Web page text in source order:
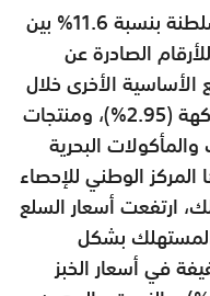
انخفضت أسعار الخضروات في السلطنة بنسبة 11.6% بين
2020، وفقا للأرقام الصادرة عن
الأخرى خلال
الاثني عشر شهرا الفائتة، مثل الفاكهة (2.95%)، ومنتجات
والأسماك والمأكولات البحرية
المركز الوطني للإحصاء
ارتفعت أسعار السلع
بشكل
في أسعار الخبز